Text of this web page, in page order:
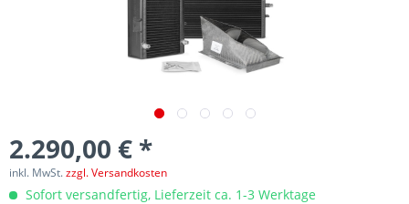
2.290,00 € *
inkl. MwSt.zzgl. Versandkosten
Sofort versandfertig, Lieferzeit ca. 1-3 Werktage